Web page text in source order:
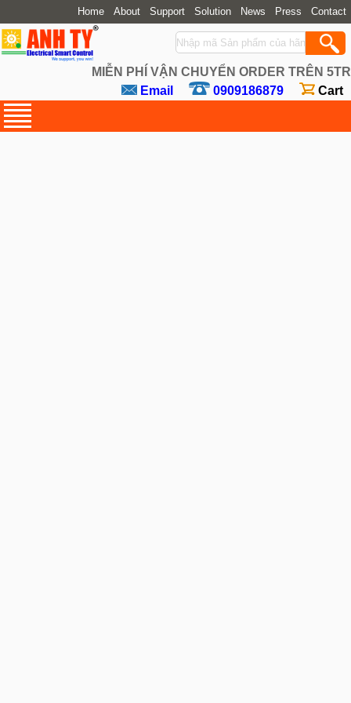
Home About Support Solution News Press Contact
MIỄN PHÍ VẬN CHUYỂN ORDER TRÊN 5TR
Email
0909186879 Cart